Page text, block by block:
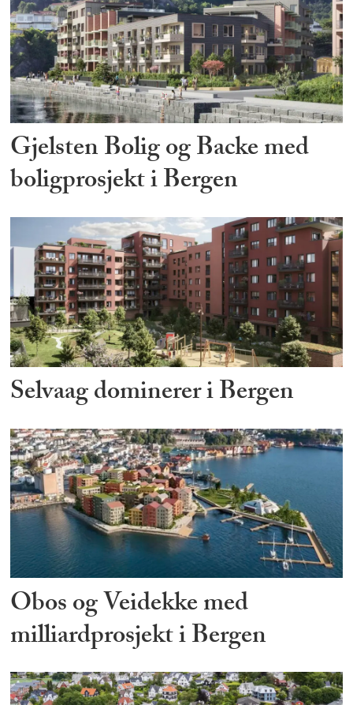
Gjelsten Bolig og Backe med
boligprosjekt i Bergen
Selvaag dominerer i Bergen
Obos og Veidekke med
milliardprosjekt i Bergen